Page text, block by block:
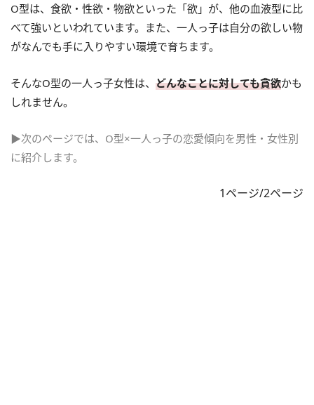
O型は、食欲・性欲・物欲といった「欲」が、他の血液型に比
べて強いといわれています。また、一人っ子は自分の欲しい物
がなんでも手に入りやすい環境で育ちます。
そんなO型の一人っ子女性は、 どんなことに対しても貪欲かも
しれません。
▶次のページでは、O型×一人っ子の恋愛傾向を男性・女性別
に紹介します。
1ページ/2ページ